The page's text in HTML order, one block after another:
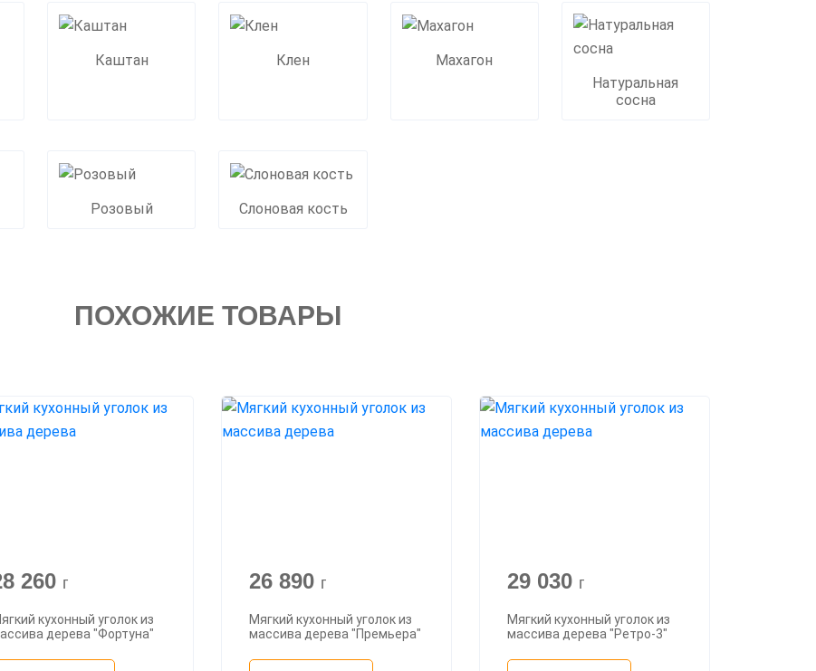
Каштан Клен
Махагон
Натуральная
сосна
Розовый Слоновая кость
ПОХОЖИЕ ТОВАРЫ
260 г
кухонный уголок из
дерева "Фортуна"
26 890 г
Мягкий кухонный уголок из
массива дерева "Премьера"
29 030 г
Мягкий кухонный уголок из
массива дерева "Ретро-3"